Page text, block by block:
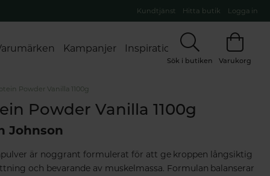
Kundtjänst Hitta butik Logga in
Kampanjer Inspiration
Sök i butiken Varukorg
Powder Vanilla 1100g
Powder Vanilla 1100g
Johnson
är noggrant formulerat för att ge kroppen långsiktig
och bevarande av muskelmassa. Formulan balanserar